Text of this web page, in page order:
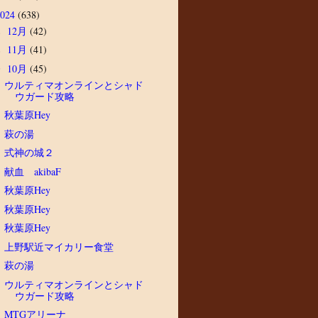
(638)
12月 (42)
11月 (41)
10月 (45)
ウルティマオンラインとシャド
ウガード攻略
秋葉原Hey
萩の湯
式神の城２
献血 akibaF
秋葉原Hey
秋葉原Hey
秋葉原Hey
上野駅近マイカリー食堂
萩の湯
ウルティマオンラインとシャド
ウガード攻略
MTGアリーナ